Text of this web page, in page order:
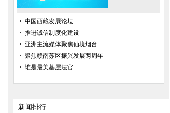
个多小时
中国西藏发展论坛
推进诚信制度化建设
亚洲主流媒体聚焦仙境烟台
聚焦赣南苏区振兴发展两周年
谁是最美基层法官
新闻排行